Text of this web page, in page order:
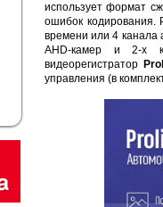
использует формат
ошибок кодирования.
времени или 4 канала
AHD-камер и 2-х
видеорегистратор
управления (в